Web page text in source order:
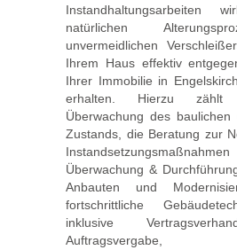
Instandhaltungsarbeiten
natürlichen
unvermeidlichen
Ihrem Haus effektiv
Ihrer Immobilie in
erhalten. Hierzu zählt
Überwachung des baulichen
Zustands, die Beratung zur
Überwachung &
Anbauten und
fortschrittliche
inklusive
Auftragsvergabe,